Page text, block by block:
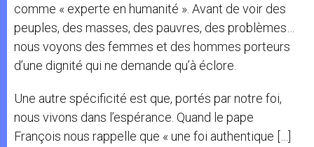
comme « experte en humanité ». Avant de voir des
peuples, des masses, des pauvres, des problèmes…
nous voyons des femmes et des hommes porteurs
d’une dignité qui ne demande qu’à éclore.
Une autre spécificité est que, portés par notre foi,
nous vivons dans l’espérance. Quand le pape
François nous rappelle que « une foi authentique […]